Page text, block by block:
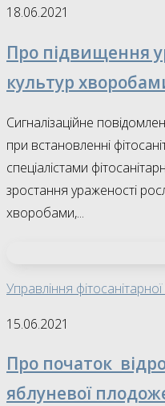
18.06.2021
Про підвищення
культур
Сигналізаційне
при встановленні
спеціалістами
зростання ураженості
хворобами,...
Управління
15.06.2021
Про початок
яблуневої